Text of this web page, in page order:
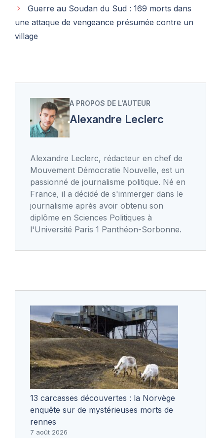
Guerre au Soudan du Sud : 169 morts dans
une attaque de vengeance présumée contre un
village
A PROPOS DE L'AUTEUR
Alexandre Leclerc
Alexandre Leclerc, rédacteur en chef de
Mouvement Démocratie Nouvelle, est un
passionné de journalisme politique. Né en
France, il a décidé de s'immerger dans le
journalisme après avoir obtenu son
diplôme en Sciences Politiques à
l'Université Paris 1 Panthéon-Sorbonne.
13 carcasses découvertes : la Norvège
enquête sur de mystérieuses morts de
rennes
7 août 2026